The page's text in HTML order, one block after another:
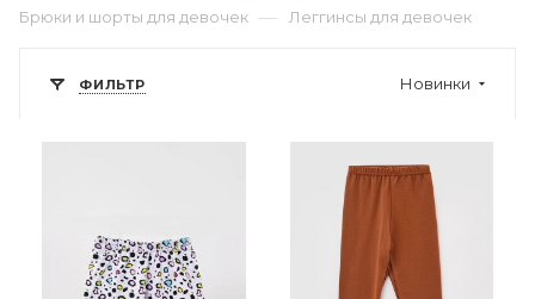
Брюки и шорты для девочек — Леггинсы для девочек
ФИЛЬТР Новинки